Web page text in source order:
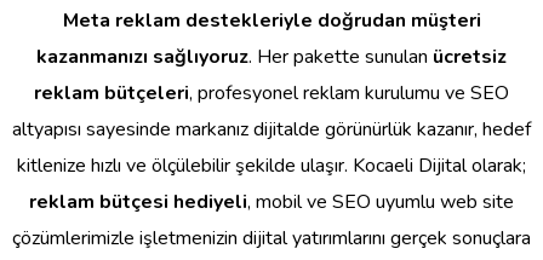
Meta reklam destekleriyle doğrudan müşteri
kazanmanızı sağlıyoruz. Her pakette sunulan ücretsiz
reklam bütçeleri, profesyonel reklam kurulumu ve SEO
altyapısı sayesinde markanız dijitalde görünürlük kazanır, hedef
kitlenize hızlı ve ölçülebilir şekilde ulaşır. Kocaeli Dijital olarak;
reklam bütçesi hediyeli, mobil ve SEO uyumlu web site
çözümlerimizle işletmenizin dijital yatırımlarını gerçek sonuçlara